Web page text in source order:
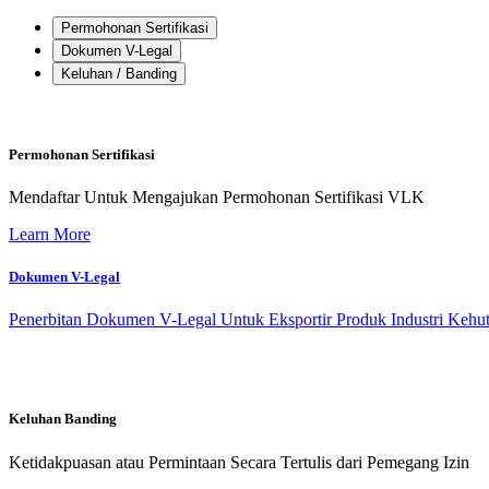
Permohonan Sertifikasi
Dokumen V-Legal
Keluhan / Banding
Permohonan Sertifikasi
Mendaftar Untuk Mengajukan Permohonan Sertifikasi VLK
Learn More
Dokumen V-Legal
Penerbitan Dokumen V-Legal Untuk Eksportir Produk Industri
Keluhan Banding
Ketidakpuasan atau Permintaan Secara Tertulis dari Pemegang Izin